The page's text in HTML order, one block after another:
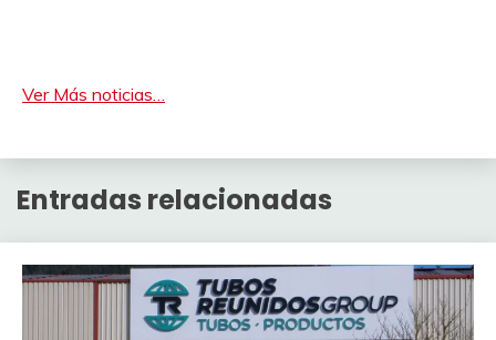
Ver Más noticias…
Entradas relacionadas